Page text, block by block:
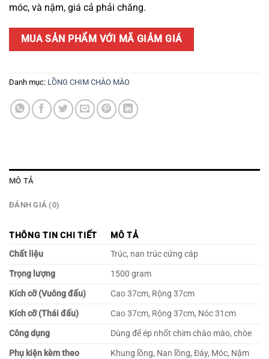
móc, và nậm, giá cả phải chăng.
MUA SẢN PHẨM VỚI MÃ GIẢM GIÁ
Danh mục: LỒNG CHIM CHÀO MÀO
MÔ TẢ
ĐÁNH GIÁ (0)
THÔNG TIN CHI TIẾT
MÔ TẢ
Chất liệu
Trúc, nan trúc cứng cáp
Trọng lượng
1500 gram
Kích cỡ (Vuông đấu)
Cao 37cm, Rộng 37cm
Kích cỡ (Thái đấu)
Cao 37cm, Rộng 37cm, Nóc 31cm
Công dụng
Dùng để ép nhốt chim chào mào, chòe
Phụ kiện kèm theo
Khung lồng, Nan lồng, Đáy, Móc, Nậm